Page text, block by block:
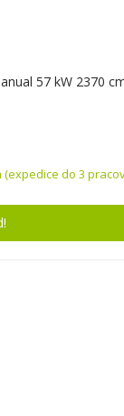
57 kW 2370
(expedice do 3